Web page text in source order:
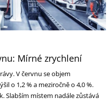
Mírné zrychlení
V červnu se objem
o 1,2 % a meziročně o 4,0 %.
Slabším místem nadále zůstává